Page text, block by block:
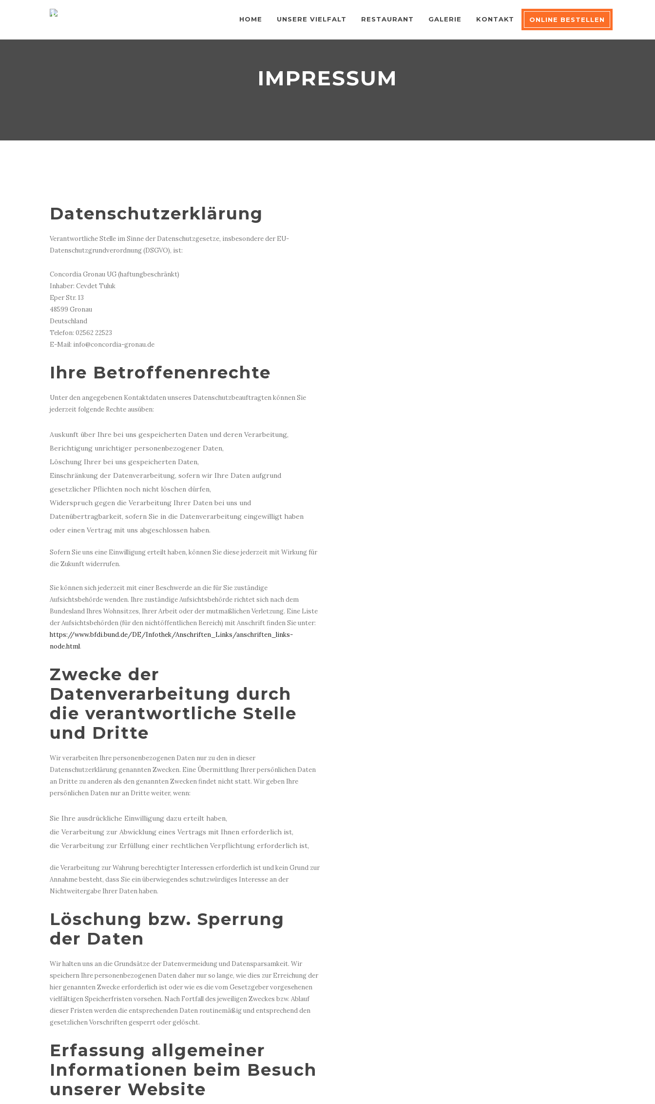
HOME UNSERE VIELFALT RESTAURANT GALERIE KONTAKT ONLINE BESTELLEN
IMPRESSUM
Datenschutzerklärung
Verantwortliche Stelle im Sinne der Datenschutzgesetze, insbesondere der EU-
Datenschutzgrundverordnung (DSGVO), ist:
Concordia Gronau UG (haftungbeschränkt)
Inhaber: Cevdet Tuluk
Eper Str. 13
48599 Gronau
Deutschland
Telefon: 02562 22523
E-Mail: info@concordia-gronau.de
Ihre Betroffenenrechte
Unter den angegebenen Kontaktdaten unseres Datenschutzbeauftragten können Sie
jederzeit folgende Rechte ausüben:
Auskunft über Ihre bei uns gespeicherten Daten und deren Verarbeitung,
Berichtigung unrichtiger personenbezogener Daten,
Löschung Ihrer bei uns gespeicherten Daten,
Einschränkung der Datenverarbeitung, sofern wir Ihre Daten aufgrund
gesetzlicher Pflichten noch nicht löschen dürfen,
Widerspruch gegen die Verarbeitung Ihrer Daten bei uns und
Datenübertragbarkeit, sofern Sie in die Datenverarbeitung eingewilligt haben
oder einen Vertrag mit uns abgeschlossen haben.
Sofern Sie uns eine Einwilligung erteilt haben, können Sie diese jederzeit mit Wirkung für
die Zukunft widerrufen.
Sie können sich jederzeit mit einer Beschwerde an die für Sie zuständige
Aufsichtsbehörde wenden. Ihre zuständige Aufsichtsbehörde richtet sich nach dem
Bundesland Ihres Wohnsitzes, Ihrer Arbeit oder der mutmaßlichen Verletzung. Eine Liste
der Aufsichtsbehörden (für den nichtöffentlichen Bereich) mit Anschrift finden Sie unter:
https://www.bfdi.bund.de/DE/Infothek/Anschriften_Links/anschriften_links-
node.html.
Zwecke der
Datenverarbeitung durch
die verantwortliche Stelle
und Dritte
Wir verarbeiten Ihre personenbezogenen Daten nur zu den in dieser
Datenschutzerklärung genannten Zwecken. Eine Übermittlung Ihrer persönlichen Daten
an Dritte zu anderen als den genannten Zwecken findet nicht statt. Wir geben Ihre
persönlichen Daten nur an Dritte weiter, wenn:
Sie Ihre ausdrückliche Einwilligung dazu erteilt haben,
die Verarbeitung zur Abwicklung eines Vertrags mit Ihnen erforderlich ist,
die Verarbeitung zur Erfüllung einer rechtlichen Verpflichtung erforderlich ist,
die Verarbeitung zur Wahrung berechtigter Interessen erforderlich ist und kein Grund zur
Annahme besteht, dass Sie ein überwiegendes schutzwürdiges Interesse an der
Nichtweitergabe Ihrer Daten haben.
Löschung bzw. Sperrung
der Daten
Wir halten uns an die Grundsätze der Datenvermeidung und Datensparsamkeit. Wir
speichern Ihre personenbezogenen Daten daher nur so lange, wie dies zur Erreichung der
hier genannten Zwecke erforderlich ist oder wie es die vom Gesetzgeber vorgesehenen
vielfältigen Speicherfristen vorsehen. Nach Fortfall des jeweiligen Zweckes bzw. Ablauf
dieser Fristen werden die entsprechenden Daten routinemäßig und entsprechend den
gesetzlichen Vorschriften gesperrt oder gelöscht.
Erfassung allgemeiner
Informationen beim Besuch
unserer Website